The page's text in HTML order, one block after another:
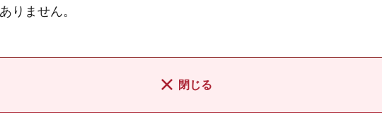
りません。
閉じる